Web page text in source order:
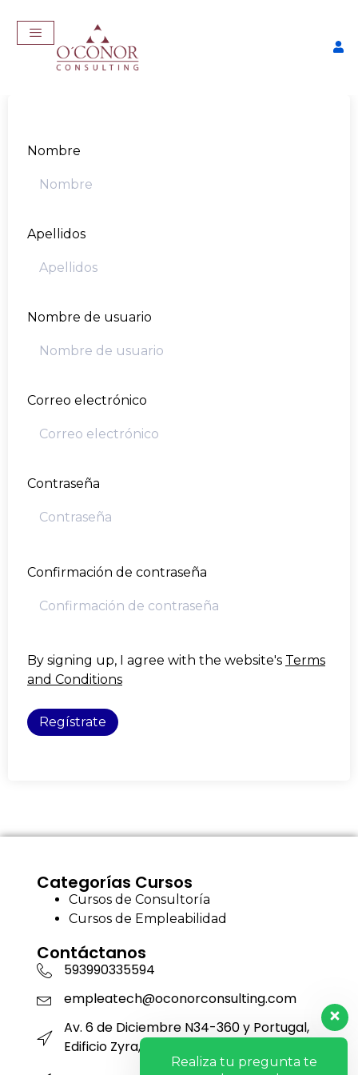
Nombre
Apellidos
Nombre de usuario
Correo electrónico
Contraseña
Confirmación de contraseña
By signing up, I agree with the website's Terms
and Conditions
Regístrate
Categorías Cursos
Cursos de Consultoría
Cursos de Empleabilidad
Contáctanos
593990335594
empleatech@oconorconsulting.com
Av. 6 de Diciembre N34-360 y Portugal,
Edificio Zyra, Piso 12, Oficina 1201
Realiza tu pregunta te